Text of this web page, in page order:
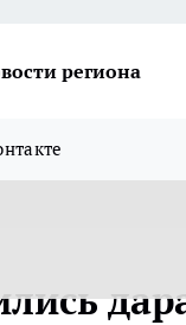
региона